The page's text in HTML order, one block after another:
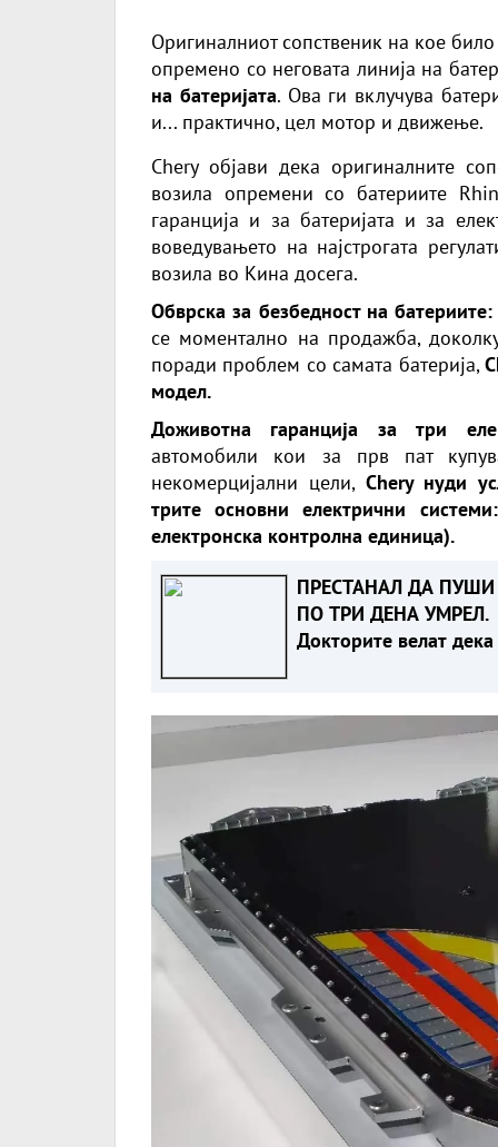
Оригиналниот сопственик на кое
опремено со неговата линија на
на батеријата. Ова ги вклучува
и... практично, цел мотор и движење.
Chery објави дека оригиналните
возила опремени со батериите
гаранција и за батеријата и за
воведувањето на најстрогата
возила во Кина досега.
Обврска за безбедност на батериите:
се моментално на продажба,
поради проблем со самата батерија,
модел.
Доживотна гаранција за три
автомобили кои за прв пат
некомерцијални цели, Chery нуди
трите основни електрични
електронска контролна единица).
ПРЕСТАНАЛ ДА ПУШИ
ПО ТРИ ДЕНА УМРЕЛ.
Докторите велат дека